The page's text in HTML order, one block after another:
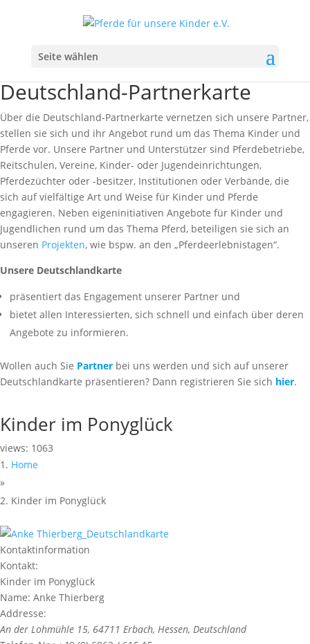
Seite wählen
Deutschland-Partnerkarte
Über die Deutschland-Partnerkarte vernetzen sich unsere Partner,
stellen sie sich und ihr Angebot rund um das Thema Kinder und
Pferde vor. Unsere Partner und Unterstützer sind Pferdebetriebe,
Reitschulen, Vereine, Kinder- oder Jugendeinrichtungen,
Pferdezüchter oder -besitzer, Institutionen oder Verbände, die
sich auf vielfältige Art und Weise für Kinder und Pferde
engagieren. Neben eigeninitiativen Angebote für Kinder und
Jugendlichen rund um das Thema Pferd, beteiligen sie sich an
unseren Projekten, wie bspw. an den „Pferdeerlebnistagen“.
Unsere Deutschlandkarte
präsentiert das Engagement unserer Partner und
bietet allen Interessierten, sich schnell und einfach über deren
Angebote zu informieren.
Wollen auch Sie Partner bei uns werden und sich auf unserer
Deutschlandkarte präsentieren? Dann registrieren Sie sich hier.
Kinder im Ponyglück
views: 1063
Home
»
Kinder im Ponyglück
Kontaktinformation
Kontakt:
Kinder im Ponyglück
Name: Anke Thierberg
Addresse:
An der Lohmühle 15, 64711 Erbach, Hessen, Deutschland